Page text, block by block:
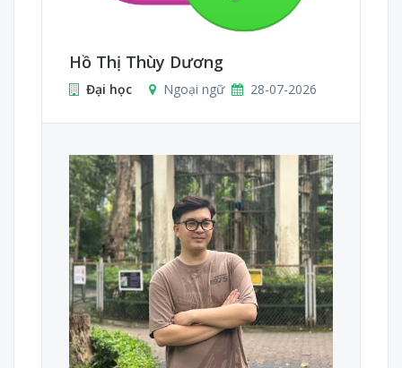
Hồ Thị Thùy Dương
Đại học Ngoại ngữ 28-07-2026